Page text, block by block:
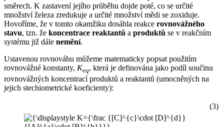
směrech. K zastavení jejího průběhu dojde poté, co se určité
množství železa zredukuje a určité množství mědi se zoxiduje.
Hovoříme, že v tomto okamžiku dosáhla reakce rovnovážného
stavu, tzn. že koncentrace reaktantů a produktů se v reakčním
systému již dále nemění.
Ustavenou rovnováhu můžeme matematicky popsat použitím
rovnovážné konstanty, Keq, která je definována jako podíl součinu
rovnovážných koncentrací produktů a reaktantů (umocněných na
jejich stechiometrické koeficienty):
(3)